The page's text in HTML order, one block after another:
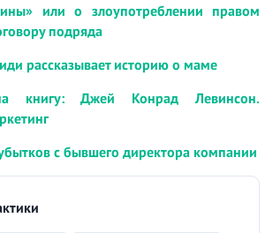
или о злоупотреблении правом
подряда
рассказывает историю о маме
книгу: Джей Конрад Левинсон.
с бывшего директора компании